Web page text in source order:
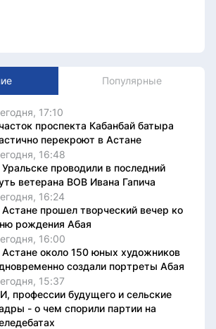
Популярные
17:10
проспекта Кабанбай батыра
перекроют в Астане
16:48
Уральске проводили в последний
ветерана ВОВ Ивана Гапича
16:24
Астане прошел творческий вечер ко
рождения Абая
16:00
Астане около 150 юных художников
создали портреты Абая
15:37
профессии будущего и сельские
- о чем спорили партии на